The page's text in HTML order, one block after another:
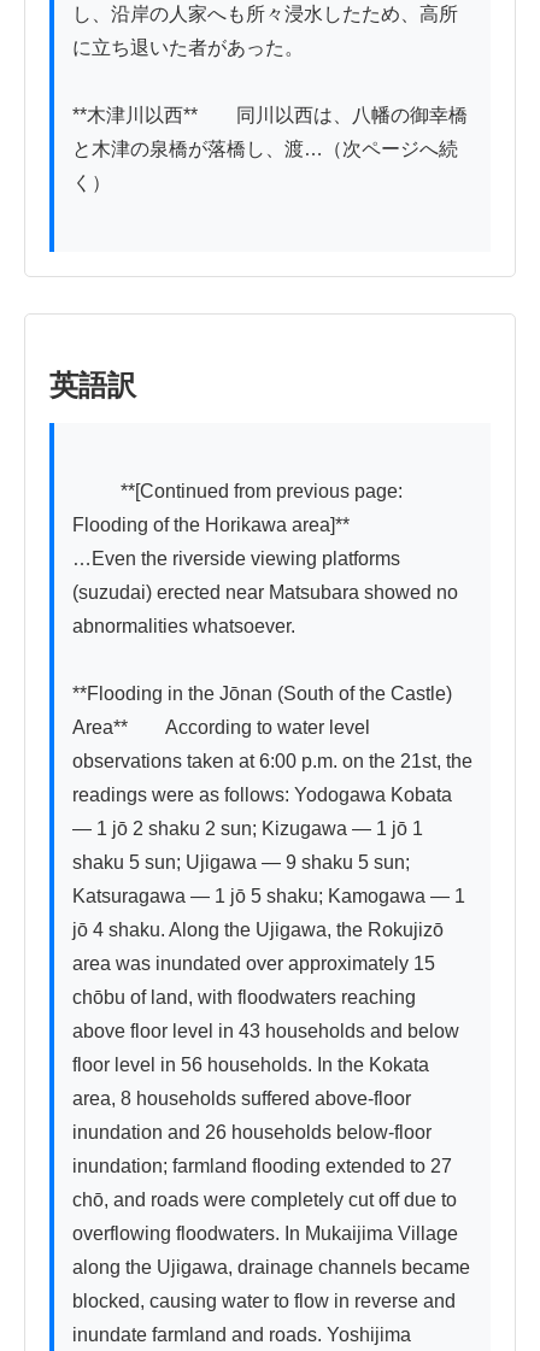
し、沿岸の人家へも所々浸水したため、高所
に立ち退いた者があった。
**木津川以西**　　同川以西は、八幡の御幸橋
と木津の泉橋が落橋し、渡…（次ページへ続
く）
英語訳
Flooding of the Horikawa area]**
…Even the riverside viewing platforms
(suzudai) erected near Matsubara showed no
abnormalities whatsoever.
**Flooding in the Jōnan (South of the Castle)
Area**　　According to water level
observations taken at 6:00 p.m. on the 21st, the
readings were as follows: Yodogawa Kobata
— 1 jō 2 shaku 2 sun; Kizugawa — 1 jō 1
shaku 5 sun; Ujigawa — 9 shaku 5 sun;
Katsuragawa — 1 jō 5 shaku; Kamogawa — 1
jō 4 shaku. Along the Ujigawa, the Rokujizō
area was inundated over approximately 15
chōbu of land, with floodwaters reaching
above floor level in 43 households and below
floor level in 56 households. In the Kokata
area, 8 households suffered above-floor
inundation and 26 households below-floor
inundation; farmland flooding extended to 27
chō, and roads were completely cut off due to
overflowing floodwaters. In Mukaijima Village
along the Ujigawa, drainage channels became
blocked, causing water to flow in reverse and
inundate farmland and roads. Yoshijima